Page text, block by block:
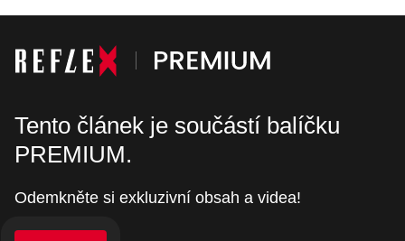
Tento článek je součástí balíčku
PREMIUM.
Odemkněte si exkluzivní obsah a videa!